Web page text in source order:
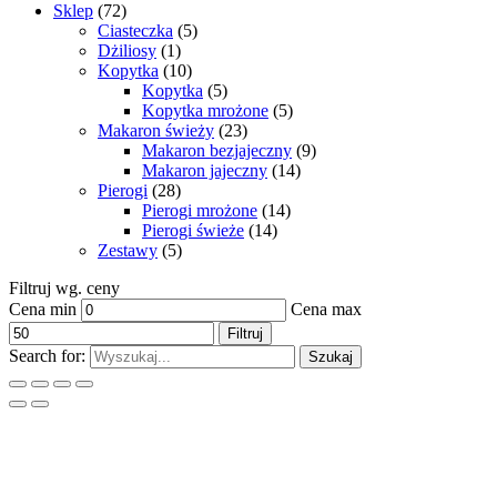
Sklep (72)
Ciasteczka (5)
Dżiliosy (1)
Kopytka (10)
Kopytka (5)
Kopytka mrożone (5)
Makaron świeży (23)
Makaron bezjajeczny (9)
Makaron jajeczny (14)
Pierogi (28)
Pierogi mrożone (14)
Pierogi świeże (14)
Zestawy (5)
Filtruj wg. ceny
Cena min
Cena max
Filtruj
Search for: Szukaj